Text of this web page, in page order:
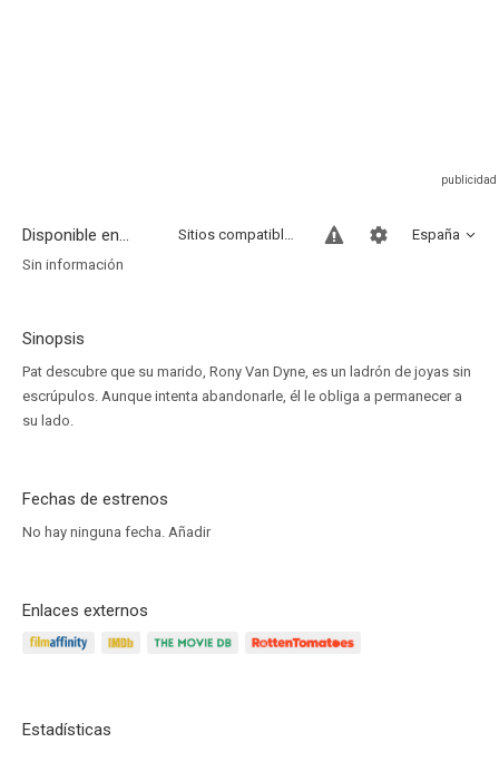
Disponible en... España
Sitios compatibles
Sin información
Sinopsis
Pat descubre que su marido, Rony Van Dyne, es un ladrón de joyas sin
escrúpulos. Aunque intenta abandonarle, él le obliga a permanecer a
su lado.
Fechas de estrenos
No hay ninguna fecha. Añadir
Enlaces externos
Estadísticas